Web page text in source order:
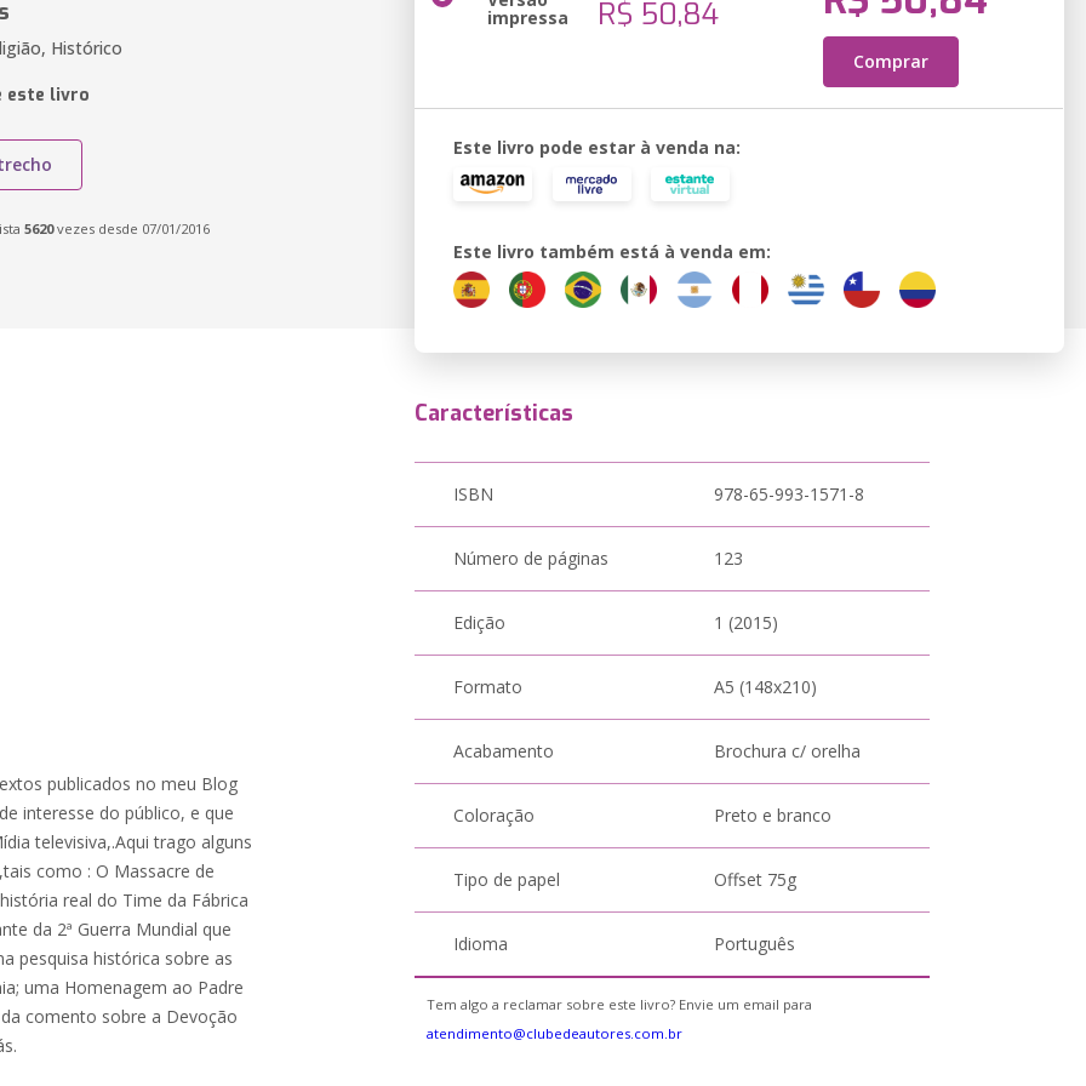
Histórico
este livro
5620vezes desde 07/01/2016
impressa R$ 50,84
Comprar
Este livro pode estar à venda na:
Este livro também está à venda em:
publicados no meu Blog
interesse do público, e que
televisiva,.Aqui trago alguns
como : O Massacre de
real do Time da Fábrica
da 2ª Guerra Mundial que
pesquisa histórica sobre as
uma Homenagem ao Padre
comento sobre a Devoção
Características
ISBN 978-65-993-1571-8
Número de páginas 123
Edição 1 (2015)
Formato A5 (148x210)
Acabamento Brochura c/ orelha
Coloração Preto e branco
Tipo de papel Offset 75g
Idioma Português
Tem algo a reclamar sobre este livro? Envie um email para
atendimento@clubedeautores.com.br